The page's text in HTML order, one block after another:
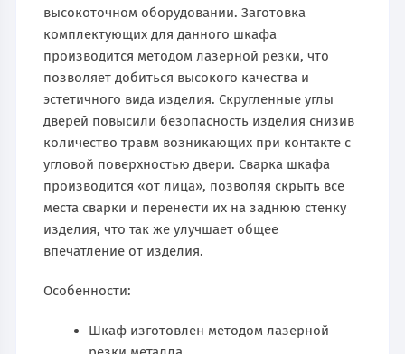
высокоточном оборудовании. Заготовка
комплектующих для данного шкафа
производится методом лазерной резки, что
позволяет добиться высокого качества и
эстетичного вида изделия. Скругленные углы
дверей повысили безопасность изделия снизив
количество травм возникающих при контакте с
угловой поверхностью двери. Сварка шкафа
производится «от лица», позволяя скрыть все
места сварки и перенести их на заднюю стенку
изделия, что так же улучшает общее
впечатление от изделия.
Особенности:
Шкаф изготовлен методом лазерной